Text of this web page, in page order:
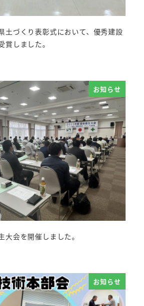
土づくり表彰式において、優秀建設
賞しました。
お知らせ
大会を開催しました。
お知らせ